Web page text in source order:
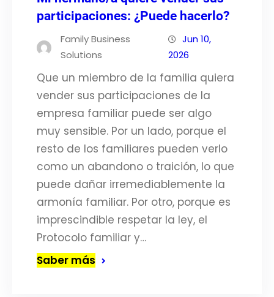
participaciones: ¿Puede hacerlo?
Family Business
Solutions
Jun 10,
2026
Que un miembro de la familia quiera
vender sus participaciones de la
empresa familiar puede ser algo
muy sensible. Por un lado, porque el
resto de los familiares pueden verlo
como un abandono o traición, lo que
puede dañar irremediablemente la
armonía familiar. Por otro, porque es
imprescindible respetar la ley, el
Protocolo familiar y…
Saber más